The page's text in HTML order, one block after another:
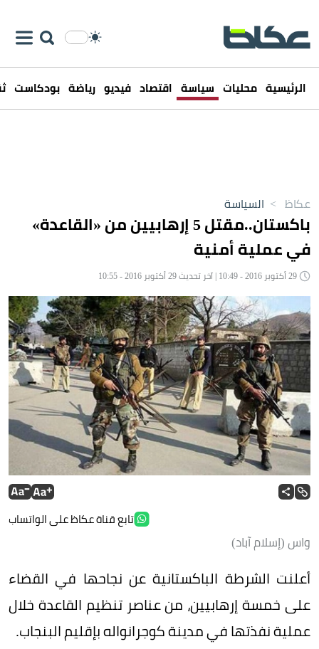
الرئيسية محليات سياسة اقتصاد فيديو رياضة بودكاست
عكاظ > السياسة
باكستان..مقتل 5 إرهابيين من «القاعدة»
في عملية أمنية
تابع قناة عكاظ على الواتساب
واس (إسلام آباد)
أعلنت الشرطة الباكستانية عن نجاحها في القضاء
على خمسة إرهابيين، من عناصر تنظيم القاعدة خلال
عملية نفذتها في مدينة كوجرانواله بإقليم البنجاب.